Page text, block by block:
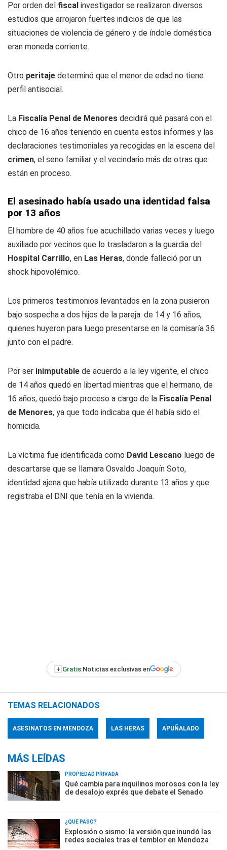
Por orden del fiscal investigador se realizaron diversos
estudios que arrojaron fuertes indicios de que las
situaciones de violencia de género y de índole doméstica
eran moneda corriente.
Otro peritaje determinó que el menor de edad no tiene
perfil antisocial.
La Fiscalía Penal de Menores decidirá qué pasará con el
chico de 16 años teniendo en cuenta estos informes y las
declaraciones testimoniales ya recogidas en la escena del
crimen, el seno familiar y el vecindario más de otras que
están en proceso.
El asesinado había usado una identidad falsa
por 13 años
El hombre de 40 años fue acuchillado varias veces y luego
auxiliado por vecinos que lo trasladaron a la guardia del
Hospital Carrillo, en Las Heras, donde falleció por un
shock hipovolémico.
Los primeros testimonios levantados en la zona pusieron
bajo sospecha a dos hijos de la pareja: de 14 y 16 años,
quienes huyeron para luego presentarse en la comisaría 36
junto con el padre.
Por ser inimputable de acuerdo a la ley vigente, el chico
de 14 años quedó en libertad mientras que el hermano, de
16 años, quedó bajo proceso a cargo de la Fiscalía Penal
de Menores, ya que todo indicaba que él había sido el
homicida.
La víctima fue identificada como David Lescano luego de
descartarse que se llamara Osvaldo Joaquín Soto,
identidad ajena que había utilizado durante 13 años y que
registraba el DNI que tenía en la vivienda.
+ Gratis:Noticias exclusivas en
TEMAS RELACIONADOS
ASESINATOS EN MENDOZA LAS HERAS APUÑALADO
MÁS LEÍDAS
PROPIEDAD PRIVADA
Qué cambia para inquilinos morosos con la ley
de desalojo exprés que debate el Senado
¿QUÉ PASÓ?
Explosión o sismo: la versión que inundó las
redes sociales tras el temblor en Mendoza